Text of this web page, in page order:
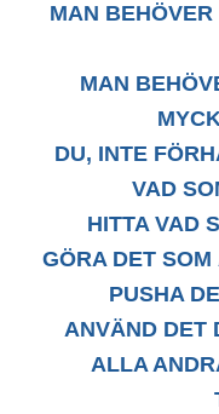
MAN
MAN
DU, INTE
VAD
HITTA VAD
GÖRA DET
PUSHA
ANVÄND DET
ALLA